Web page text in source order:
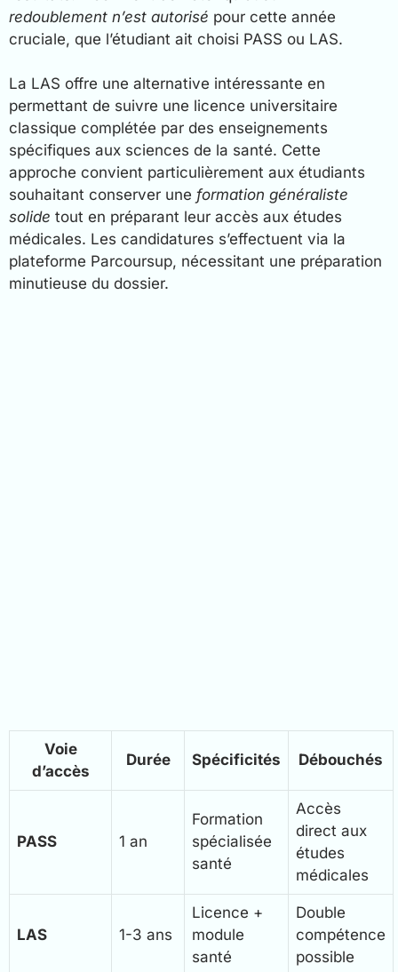
redoublement n’est autorisé pour cette année
cruciale, que l’étudiant ait choisi PASS ou LAS.
La LAS offre une alternative intéressante en
permettant de suivre une licence universitaire
classique complétée par des enseignements
spécifiques aux sciences de la santé. Cette
approche convient particulièrement aux étudiants
souhaitant conserver une formation généraliste
solide tout en préparant leur accès aux études
médicales. Les candidatures s’effectuent via la
plateforme Parcoursup, nécessitant une préparation
minutieuse du dossier.
Voie
d’accès
Durée Spécificités Débouchés
PASS 1 an
Formation
spécialisée
santé
Accès
direct aux
études
médicales
LAS 1-3 ans
Licence +
module
santé
Double
compétence
possible